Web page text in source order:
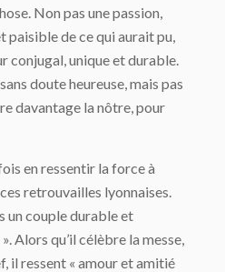
Non pas une passion,
paisible de ce qui aurait pu,
conjugal, unique et durable.
doute heureuse, mais pas
davantage la nôtre, pour
en ressentir la force à
retrouvailles lyonnaises.
un couple durable et
Alors qu’il célèbre la messe,
il ressent « amour et amitié